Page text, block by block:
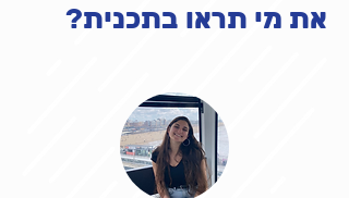
את מי תראו בתכנית?